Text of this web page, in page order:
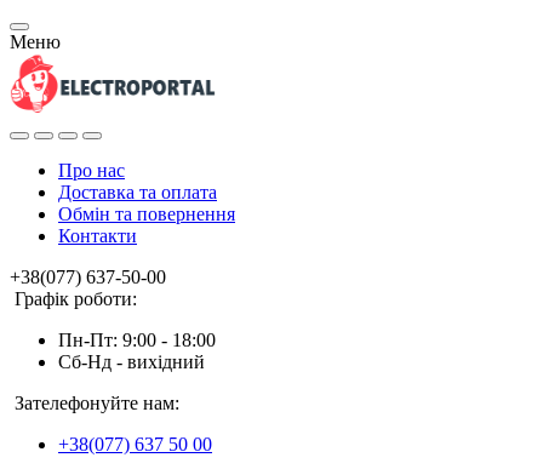
Меню
Про нас
Доставка та оплата
Обмін та повернення
Контакти
+38(077) 637-50-00
Графік роботи:
Пн-Пт: 9:00 - 18:00
Сб-Нд - вихідний
Зателефонуйте нам:
+38(077) 637 50 00